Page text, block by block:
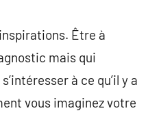
Être à
mais qui
à ce qu’il y a
vous imaginez votre